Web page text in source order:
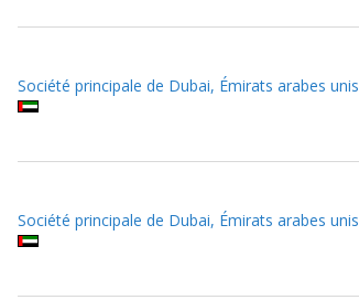
Société principale de Dubai, Émirats arabes unis
Société principale de Dubai, Émirats arabes unis